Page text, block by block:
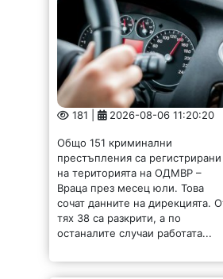
181 | 2026-08-06 11:20:20
Общо 151 криминални
престъпления са регистрирани
на територията на ОДМВР –
Враца през месец юли. Това
сочат данните на дирекцията. От
тях 38 са разкрити, а по
останалите случаи работата...